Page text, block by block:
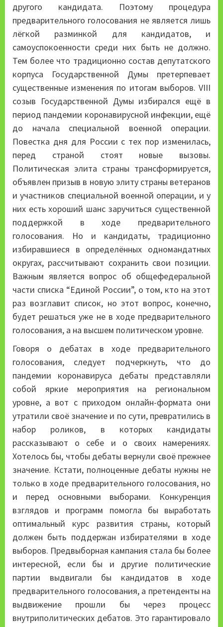
другого кандидата. Поэтому процедура
предварительного голосования не является лишь
лёгкой разминкой для кандидатов, и
самоуспокоенности среди них быть не должно.
Тем более что традиционно состав депутатского
корпуса Государственной Думы претерпевает
существенные изменения по итогам выборов. VIII
созыв Государственной Думы избирался ещё в
период пандемии коронавирусной инфекции, ещё
до начала специальной военной операции.
Повестка дня для России с тех пор изменилась,
перед страной стоят новые вызовы.
Политическая элита страны трансформируется,
объявлен призыв в новую элиту страны ветеранов
и участников специальной военной операции, и у
них есть хороший шанс заручиться существенной
поддержкой в ходе предварительного
голосования. Но и кандидаты, традиционно
избиравшиеся в определённых одномандатных
округах, рассчитывают сохранить свои позиции.
Важным является вопрос об общефедеральной
части списка “Единой России”, о том, кто на этот
раз возглавит список, но этот вопрос, конечно,
будет решаться уже не в ходе предварительного
голосования, а на высшем политическом уровне.
Говоря о дебатах в ходе предварительного
голосования, следует подчеркнуть, что до
пандемии коронавируса дебаты представляли
собой яркие мероприятия на региональном
уровне, а вот с приходом онлайн-формата они
утратили своё значение и по сути, превратились в
набор роликов, в которых кандидаты
рассказывают о себе и о своих намерениях.
Хотелось бы, чтобы дебаты вернули своё прежнее
значение. Кстати, полноценные дебаты нужны не
только в ходе предварительного голосования, но
и перед основными выборами. Конкуренция
взглядов и программ помогла бы выработать
оптимальный курс развития страны, который
должен быть поддержан избирателями в ходе
выборов. Предвыборная кампания стала бы более
интересной, если бы и другие политические
партии выдвигали бы кандидатов в ходе
предварительного голосования, а претенденты на
выдвижение прошли бы через процесс
внутриполитических дебатов. Это гарантировало